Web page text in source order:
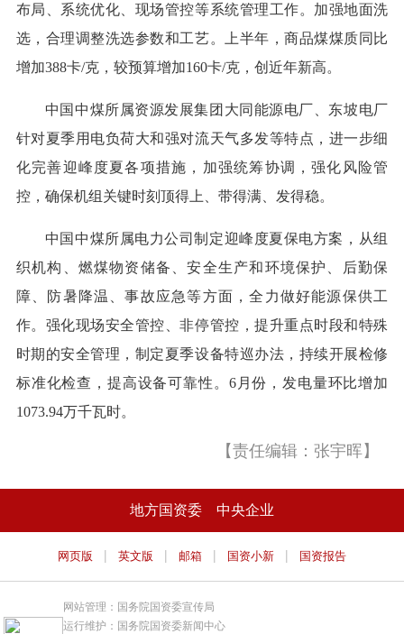
布局、系统优化、现场管控等系统管理工作。加强地面洗
选，合理调整洗选参数和工艺。上半年，商品煤煤质同比
增加388卡/克，较预算增加160卡/克，创近年新高。
中国中煤所属资源发展集团大同能源电厂、东坡电厂
针对夏季用电负荷大和强对流天气多发等特点，进一步细
化完善迎峰度夏各项措施，加强统筹协调，强化风险管
控，确保机组关键时刻顶得上、带得满、发得稳。
中国中煤所属电力公司制定迎峰度夏保电方案，从组
织机构、燃煤物资储备、安全生产和环境保护、后勤保
障、防暑降温、事故应急等方面，全力做好能源保供工
作。强化现场安全管控、非停管控，提升重点时段和特殊
时期的安全管理，制定夏季设备特巡办法，持续开展检修
标准化检查，提高设备可靠性。6月份，发电量环比增加
1073.94万千瓦时。
【责任编辑：张宇晖】
地方国资委 中央企业
网页版 | 英文版 | 邮箱 | 国资小新 | 国资报告
网站管理：国务院国资委宣传局
运行维护：国务院国资委新闻中心